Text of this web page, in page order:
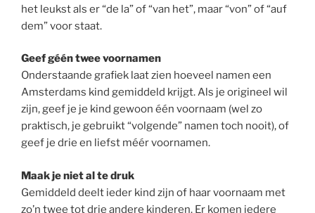
het leukst als er “de la” of “van het”, maar “von” of “auf
dem” voor staat.
Geef géén twee voornamen
Onderstaande grafiek laat zien hoeveel namen een
Amsterdams kind gemiddeld krijgt. Als je origineel wil
zijn, geef je je kind gewoon één voornaam (wel zo
praktisch, je gebruikt “volgende” namen toch nooit), of
geef je drie en liefst méér voornamen.
Maak je niet al te druk
Gemiddeld deelt ieder kind zijn of haar voornaam met
zo’n twee tot drie andere kinderen. Er komen iedere